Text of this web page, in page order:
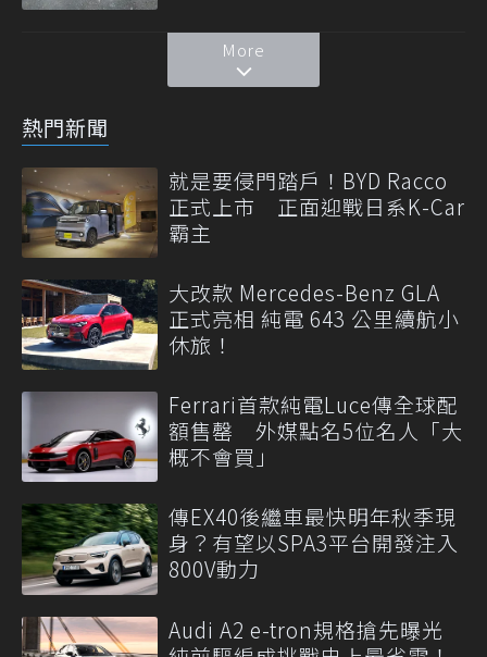
More
熱門新聞
就是要侵門踏戶！BYD Racco
正式上市 正面迎戰日系K-Car
霸主
大改款 Mercedes-Benz GLA
正式亮相 純電 643 公里續航小
休旅！
Ferrari首款純電Luce傳全球配
額售罄 外媒點名5位名人「大
概不會買」
傳EX40後繼車最快明年秋季現
身？有望以SPA3平台開發注入
800V動力
Audi A2 e-tron規格搶先曝光